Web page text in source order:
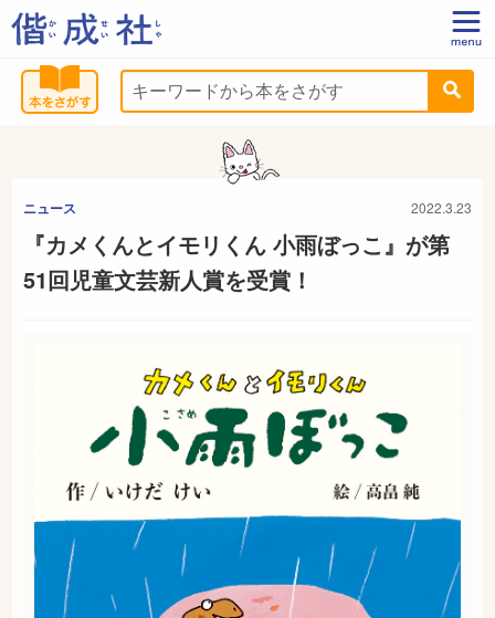
ニュース 2022.3.23
『カメくんとイモリくん 小雨ぼっこ』が第
51回児童文芸新人賞を受賞！